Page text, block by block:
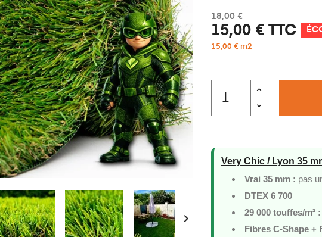

18,00 €
15,00 € TTC
15,00 € m2
Very Chic / Lyon 35
Vrai 35 mm : pas
DTEX 6 700
29 000 touffes/m² :
Fibres C-Shape +